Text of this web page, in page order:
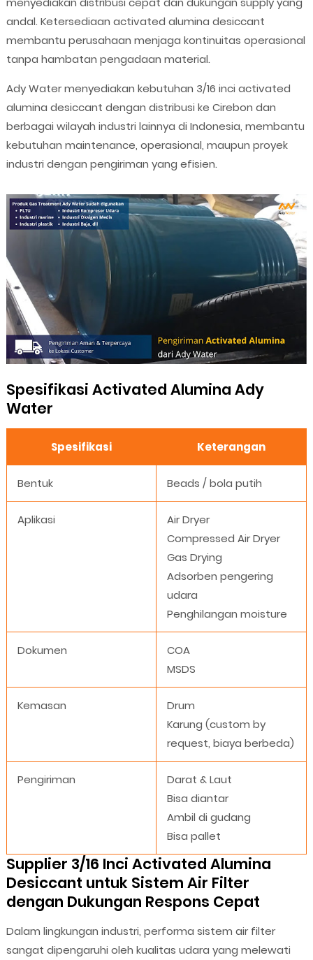
andal. Ketersediaan activated alumina desiccant
membantu perusahaan menjaga kontinuitas operasional
tanpa hambatan pengadaan material.
Ady Water menyediakan kebutuhan 3/16 inci activated
alumina desiccant dengan distribusi ke Cirebon dan
berbagai wilayah industri lainnya di Indonesia, membantu
kebutuhan maintenance, operasional, maupun proyek
industri dengan pengiriman yang efisien.
Spesifikasi Activated Alumina Ady
Water
Spesifikasi Keterangan
Bentuk Beads / bola putih
Aplikasi
Air Dryer
Compressed Air Dryer
Gas Drying
Adsorben pengering
udara
Penghilangan moisture
Dokumen
COA
MSDS
Kemasan
Drum
Karung (custom by
request, biaya berbeda)
Pengiriman
Darat & Laut
Bisa diantar
Ambil di gudang
Bisa pallet
Supplier 3/16 Inci Activated Alumina
Desiccant untuk Sistem Air Filter
dengan Dukungan Respons Cepat
Dalam lingkungan industri, performa sistem air filter
sangat dipengaruhi oleh kualitas udara yang melewati